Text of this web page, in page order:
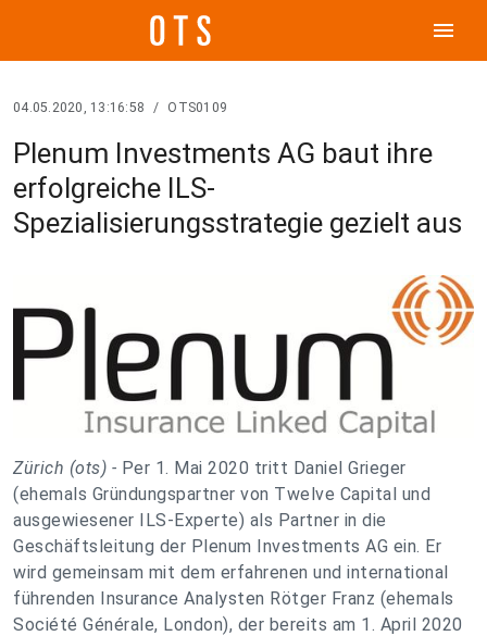
menu
04.05.2020, 13:16:58 / OTS0109
Plenum Investments AG baut ihre
erfolgreiche ILS-
Spezialisierungsstrategie gezielt aus
Zürich (ots) - Per 1. Mai 2020 tritt Daniel Grieger
(ehemals Gründungspartner von Twelve Capital und
ausgewiesener ILS-Experte) als Partner in die
Geschäftsleitung der Plenum Investments AG ein. Er
wird gemeinsam mit dem erfahrenen und international
führenden Insurance Analysten Rötger Franz (ehemals
Société Générale, London), der bereits am 1. April 2020